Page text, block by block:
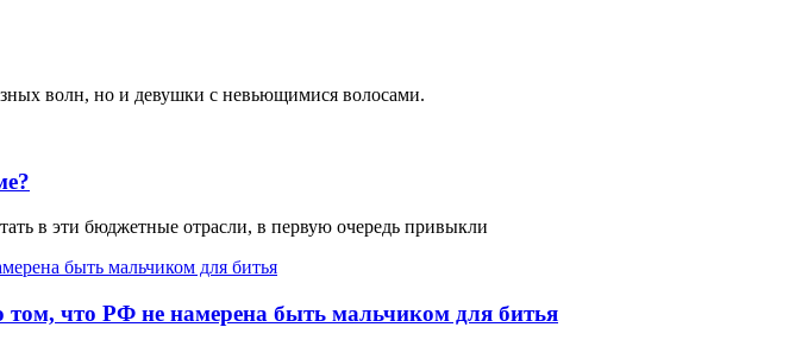
волн, но и девушки с невьющимися волосами.
в эти бюджетные отрасли, в первую очередь привыкли
что РФ не намерена быть мальчиком для битья